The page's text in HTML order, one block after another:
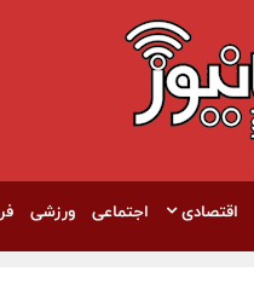
اقتصادی اجتماعی ورزشی